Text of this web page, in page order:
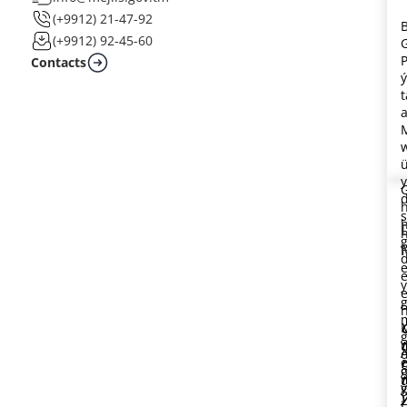
(+9912) 21-47-92
(+9912) 92-45-60
Contacts